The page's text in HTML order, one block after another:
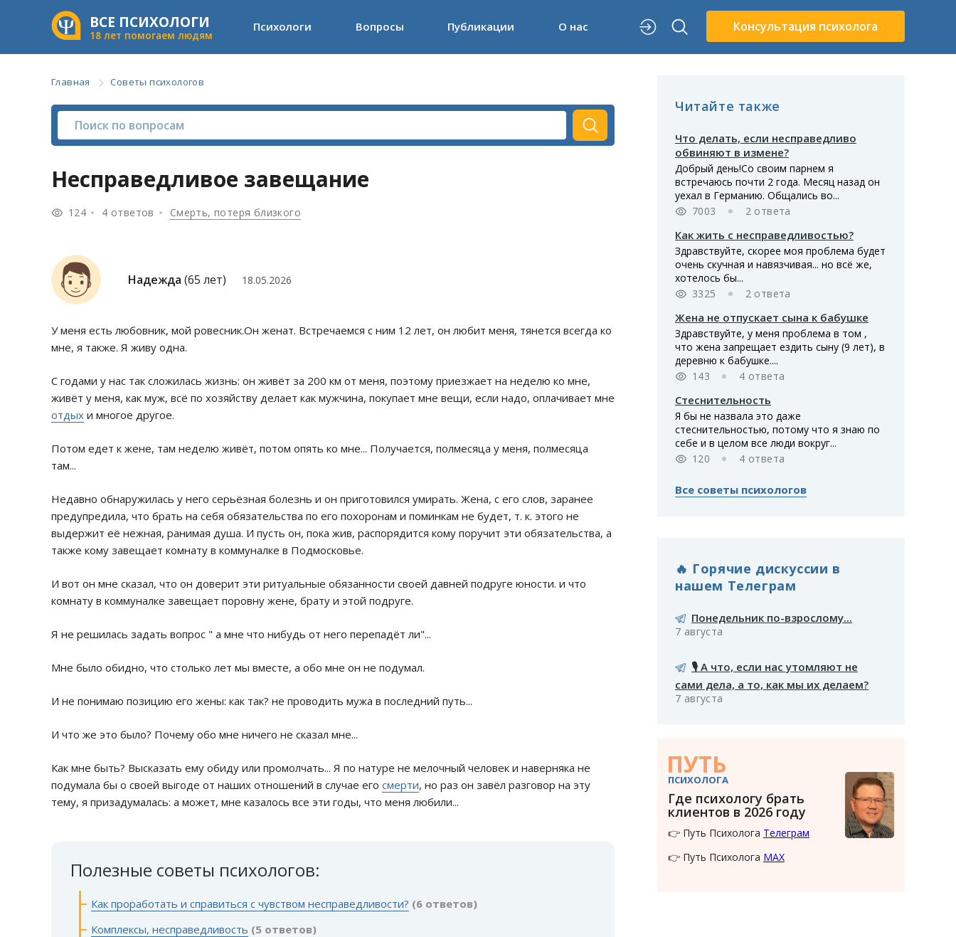
ВСЕ ПСИХОЛОГИ
18 лет помогаем людям
Психологи Вопросы Публикации О нас Консультация психолога
Главная Советы психологов
Несправедливое завещание
124 4 ответов Смерть, потеря близкого
Надежда (65 лет) 18.05.2026
У меня есть любовник, мой ровесник.Он женат. Встречаемся с ним 12 лет, он любит меня, тянется всегда ко
мне, я также. Я живу одна.
С годами у нас так сложилась жизнь: он живёт за 200 км от меня, поэтому приезжает на неделю ко мне,
живёт у меня, как муж, всё по хозяйству делает как мужчина, покупает мне вещи, если надо, оплачивает мне
отдых и многое другое.
Потом едет к жене, там неделю живёт, потом опять ко мне... Получается, полмесяца у меня, полмесяца
там...
Недавно обнаружилась у него серьёзная болезнь и он приготовился умирать. Жена, с его слов, заранее
предупредила, что брать на себя обязательства по его похоронам и поминкам не будет, т. к. этого не
выдержит её нежная, ранимая душа. И пусть он, пока жив, распорядится кому поручит эти обязательства, а
также кому завещает комнату в коммуналке в Подмосковье.
И вот он мне сказал, что он доверит эти ритуальные обязанности своей давней подруге юности. и что
комнату в коммуналке завещает поровну жене, брату и этой подруге.
Я не решилась задать вопрос " а мне что нибудь от него перепадёт ли"...
Мне было обидно, что столько лет мы вместе, а обо мне он не подумал.
И не понимаю позицию его жены: как так? не проводить мужа в последний путь...
И что же это было? Почему обо мне ничего не сказал мне...
Как мне быть? Высказать ему обиду или промолчать... Я по натуре не мелочный человек и наверняка не
подумала бы о своей выгоде от наших отношений в случае его смерти, но раз он завёл разговор на эту
тему, я призадумалась: а может, мне казалось все эти годы, что меня любили...
Полезные советы психологов:
Как проработать и справиться с чувством несправедливости? (6 ответов)
Комплексы, несправедливость (5 ответов)
Читайте также
Что делать, если несправедливо
обвиняют в измене?
Добрый день!Со своим парнем я
встречаюсь почти 2 года. Месяц назад он
уехал в Германию. Общались во...
7003
2 ответа
Как жить с несправедливостью?
Здравствуйте, скорее моя проблема будет
очень скучная и навязчивая... но всё же,
хотелось бы...
3325
2 ответа
Жена не отпускает сына к бабушке
Здравствуйте, у меня проблема в том ,
что жена запрещает ездить сыну (9 лет), в
деревню к бабушке....
143
4 ответа
Стеснительность
Я бы не назвала это даже
стеснительностью, потому что я знаю по
себе и в целом все люди вокруг...
120
4 ответа
Все советы психологов
🔥 Горячие дискуссии в
нашем Телеграм
Понедельник по-взрослому...
7 августа
🎙️ А что, если нас утомляют не
сами дела, а то, как мы их делаем?
7 августа
ПУТЬ
ПСИХОЛОГА
Где психологу брать
клиентов в 2026 году
👉 Путь Психолога Телеграм
👉 Путь Психолога MAX